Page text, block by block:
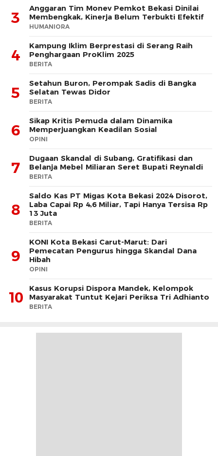
3
Anggaran Tim Monev Pemkot Bekasi Dinilai
Membengkak, Kinerja Belum Terbukti Efektif
HUMANIORA
4
Kampung Iklim Berprestasi di Serang Raih
Penghargaan ProKlim 2025
BERITA
5
Setahun Buron, Perompak Sadis di Bangka
Selatan Tewas Didor
BERITA
6
Sikap Kritis Pemuda dalam Dinamika
Memperjuangkan Keadilan Sosial
OPINI
7
Dugaan Skandal di Subang, Gratifikasi dan
Belanja Mebel Miliaran Seret Bupati Reynaldi
BERITA
8
Saldo Kas PT Migas Kota Bekasi 2024 Disorot,
Laba Capai Rp 4,6 Miliar, Tapi Hanya Tersisa Rp
13 Juta
BERITA
9
KONI Kota Bekasi Carut-Marut: Dari
Pemecatan Pengurus hingga Skandal Dana
Hibah
OPINI
10
Kasus Korupsi Dispora Mandek, Kelompok
Masyarakat Tuntut Kejari Periksa Tri Adhianto
BERITA